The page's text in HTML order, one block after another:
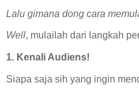
Lalu gimana dong cara
Well, mulailah dari langkah
1. Kenali Audiens!
Siapa saja sih yang ingin